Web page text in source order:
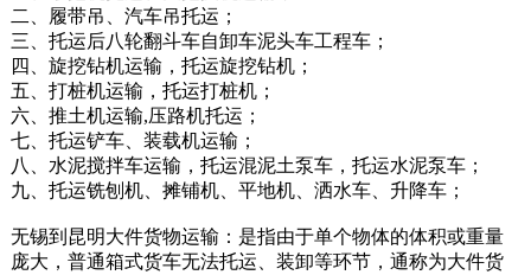
二、履带吊、汽车吊托运；
三、托运后八轮翻斗车自卸车泥头车工程车；
四、旋挖钻机运输，托运旋挖钻机；
五、打桩机运输，托运打桩机；
六、推土机运输,压路机托运；
七、托运铲车、装载机运输；
八、水泥搅拌车运输，托运混泥土泵车，托运水泥泵车；
九、托运铣刨机、摊铺机、平地机、洒水车、升降车；
无锡到昆明大件货物运输：是指由于单个物体的体积或重量
庞大，普通箱式货车无法托运、装卸等环节，通称为大件货